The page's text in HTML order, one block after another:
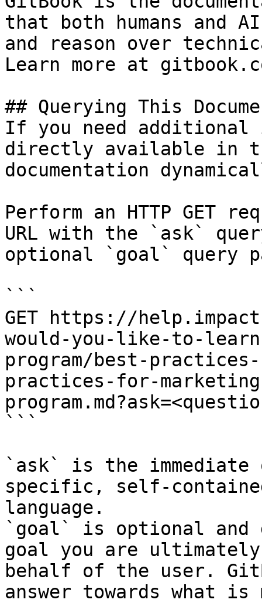
that both humans and
and reason over
Learn more at
## Querying This
If you need
directly available in
documentation
Perform an HTTP GET
URL with the `ask`
optional `goal` query
```
GET https://
would-you-like-to-
program/best-
practices-for-
```
`ask` is the
specific, self-
language.
`goal` is optional and
goal you are
behalf of the user.
answer towards what